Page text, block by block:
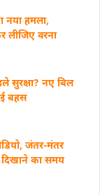
नया हमला,
लीजिए वरना
सुरक्षा? नए बिल
बहस
जंतर-मंतर
दिखाने का समय